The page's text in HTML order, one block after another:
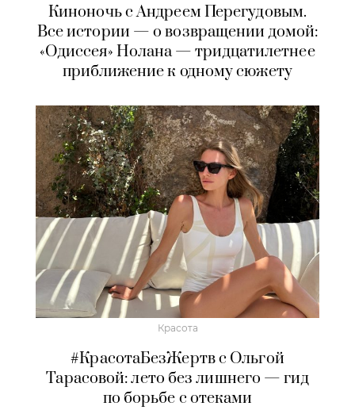
Киноночь с Андреем Перегудовым.
Все истории — о возвращении домой:
«Одиссея» Нолана — тридцатилетнее
приближение к одному сюжету
Красота
#КрасотаБезЖертв с Ольгой
Тарасовой: лето без лишнего — гид
по борьбе с отеками